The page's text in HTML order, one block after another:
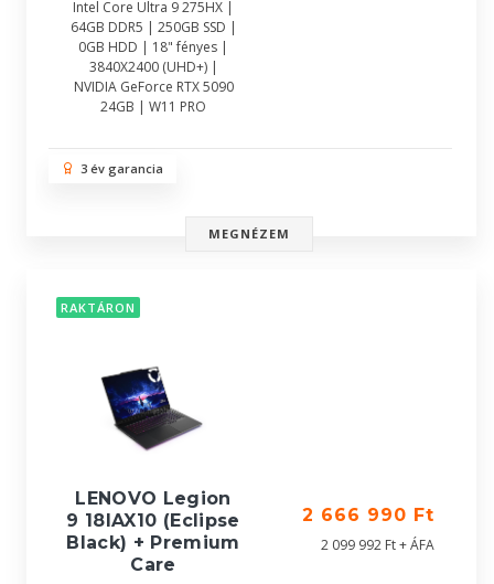
Intel Core Ultra 9 275HX |
64GB DDR5 | 250GB SSD |
0GB HDD | 18" fényes |
3840X2400 (UHD+) |
NVIDIA GeForce RTX 5090
24GB | W11 PRO
3 év garancia
MEGNÉZEM
RAKTÁRON
LENOVO Legion
9 18IAX10 (Eclipse
Black) + Premium
Care
2 666 990 Ft
2 099 992 Ft + ÁFA